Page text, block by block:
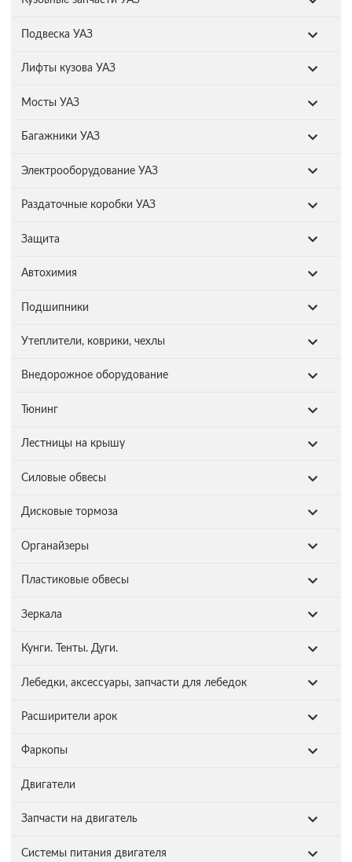
Подвеска УАЗ
Лифты кузова УАЗ
Мосты УАЗ
Багажники УАЗ
Электрооборудование УАЗ
Раздаточные коробки УАЗ
Защита
Автохимия
Подшипники
Утеплители, коврики, чехлы
Внедорожное оборудование
Тюнинг
Лестницы на крышу
Силовые обвесы
Дисковые тормоза
Органайзеры
Пластиковые обвесы
Зеркала
Кунги. Тенты. Дуги.
Лебедки, аксессуары, запчасти для лебедок
Расширители арок
Фаркопы
Двигатели
Запчасти на двигатель
Системы питания двигателя